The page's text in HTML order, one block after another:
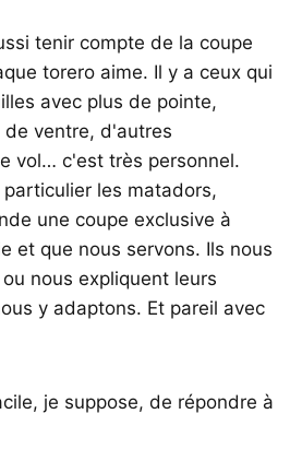
tenir compte de la coupe
torero aime. Il y a ceux qui
avec plus de pointe,
ventre, d'autres
vol… c'est très personnel.
les matadors,
une coupe exclusive à
et que nous servons. Ils nous
nous expliquent leurs
y adaptons. Et pareil avec
je suppose, de répondre à